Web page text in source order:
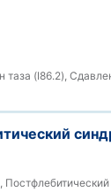
(I86.2),